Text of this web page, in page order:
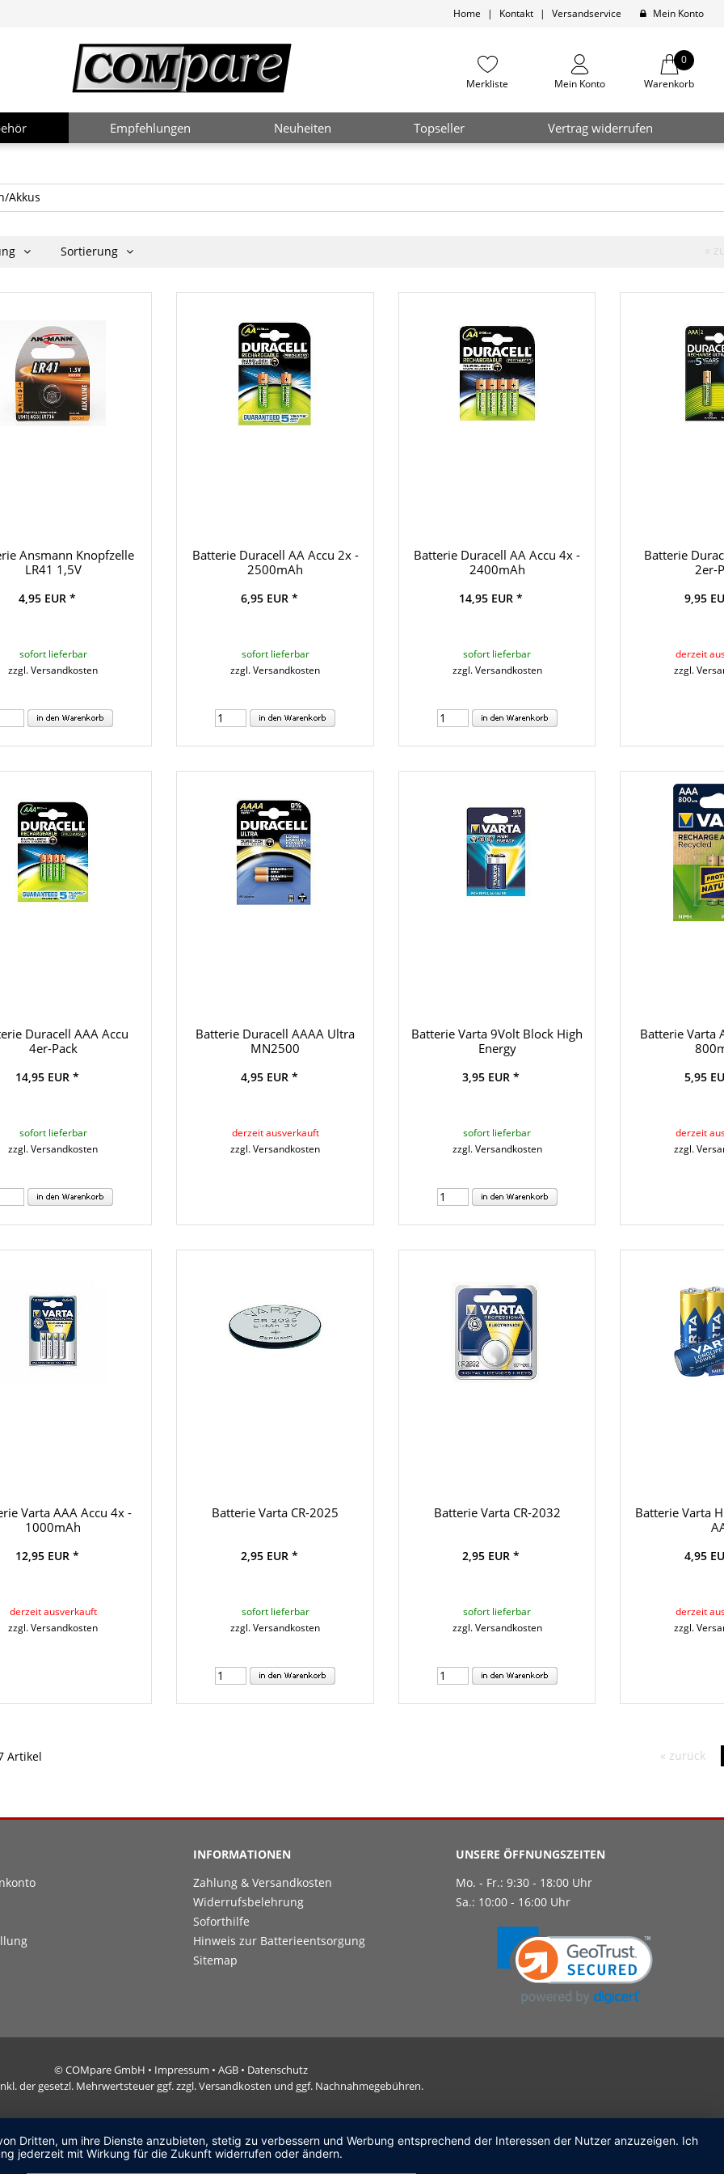
Home | Kontakt | Versandservice Mein Konto
Merkliste Mein Konto
0
Warenkorb
Empfehlungen Neuheiten Topseller Vertrag widerrufen
Akkus
Sortierung «
Ansmann Knopfzelle
LR41 1,5V
4,95 EUR *
sofort lieferbar
zzgl. Versandkosten
Batterie Duracell AA Accu 2x -
2500mAh
6,95 EUR *
sofort lieferbar
zzgl. Versandkosten
Batterie Duracell AA Accu 4x -
2400mAh
14,95 EUR *
sofort lieferbar
zzgl. Versandkosten
Batterie
2er-
9,95
derzeit
zzgl.
Duracell AAA Accu
4er-Pack
14,95 EUR *
sofort lieferbar
zzgl. Versandkosten
Batterie Duracell AAAA Ultra
MN2500
4,95 EUR *
derzeit ausverkauft
zzgl. Versandkosten
Batterie Varta 9Volt Block High
Energy
3,95 EUR *
sofort lieferbar
zzgl. Versandkosten
Batterie Varta
5,95
derzeit
zzgl.
Varta AAA Accu 4x -
1000mAh
12,95 EUR *
derzeit ausverkauft
zzgl. Versandkosten
Batterie Varta CR-2025
2,95 EUR *
sofort lieferbar
zzgl. Versandkosten
Batterie Varta CR-2032
2,95 EUR *
sofort lieferbar
zzgl. Versandkosten
Batterie Varta
4,95
derzeit
zzgl.
Artikel « zurück
INFORMATIONEN
Zahlung & Versandkosten
Widerrufsbelehrung
Soforthilfe
Hinweis zur Batterieentsorgung
Sitemap
UNSERE ÖFFNUNGSZEITEN
Mo. - Fr.: 9:30 - 18:00 Uhr
Sa.: 10:00 - 16:00 Uhr
© COMpare GmbH • Impressum • AGB • Datenschutz
der gesetzl. Mehrwertsteuer ggf. zzgl. Versandkosten und ggf. Nachnahmegebühren.
Dritten, um ihre Dienste anzubieten, stetig zu verbessern und Werbung entsprechend der Interessen der Nutzer anzuzeigen. Ich
jederzeit mit Wirkung für die Zukunft widerrufen oder ändern.